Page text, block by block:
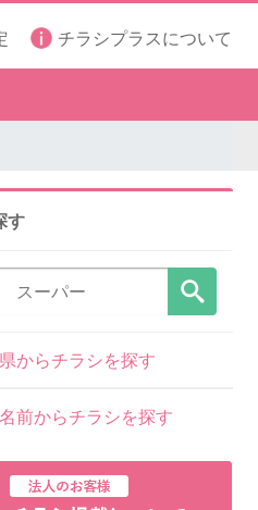
チラシプラスについて
す
からチラシを探す
前からチラシを探す